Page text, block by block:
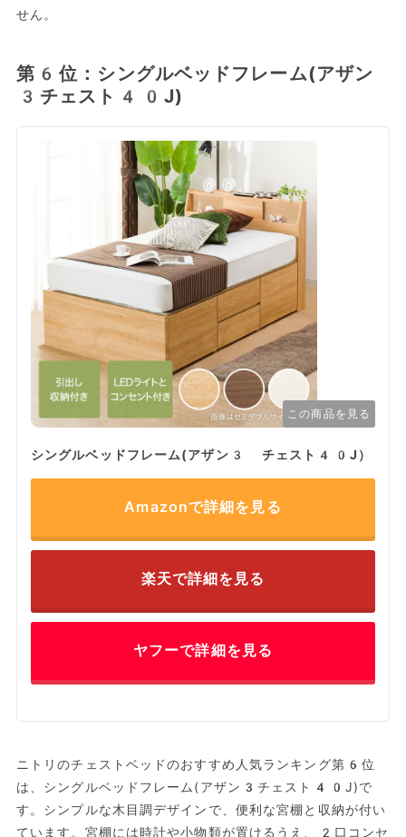
せん。
第6位：シングルベッドフレーム(アザン
3チェスト40J)
この商品を見る
シングルベッドフレーム(アザン3 チェスト40J）
Amazonで詳細を見る
楽天で詳細を見る
ヤフーで詳細を見る
ニトリのチェストベッドのおすすめ人気ランキング第6位
は、シングルベッドフレーム(アザン3チェスト40J)で
す。シンプルな木目調デザインで、便利な宮棚と収納が付い
ています。宮棚には時計や小物類が置けるうえ、2口コンセ